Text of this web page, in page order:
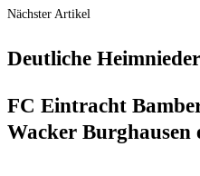
Nächster Artikel
Deut­li­che
FC Ein­tracht
Wacker Burg­hau­sen